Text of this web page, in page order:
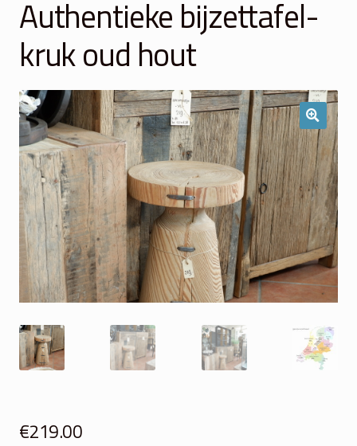
Winkelmand
Over Ons
Veelgestelde vragen
Contact
Authentieke bijzettafel-
kruk oud hout
€219.00